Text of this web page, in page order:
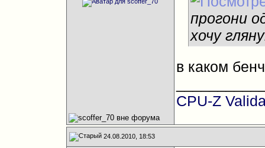
прогони
хочу
в каком
CPU-Z
24.08.2010, 18:53